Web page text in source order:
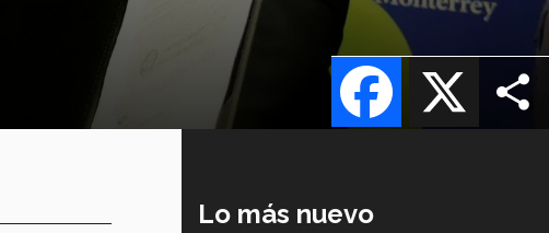
X
Facebook
Lo más nuevo